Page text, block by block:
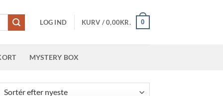
LOG IND KURV /0,00KR. 0
MYSTERY BOX